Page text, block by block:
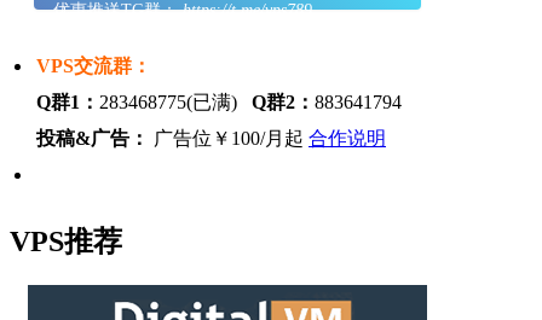
优惠推送TG群：https://t.me/vps789
VPS交流群：
Q群1： 283468775(已满) Q群2： 883641794
投稿&广告：
广告位￥100/月起 合作说明
VPS推荐